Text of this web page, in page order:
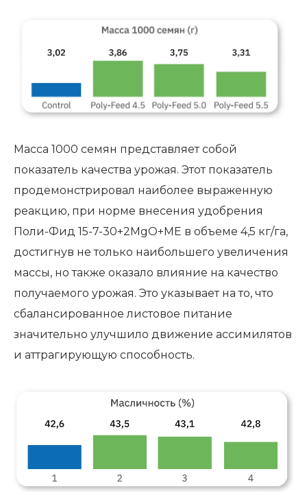
Масса 1000 семян представляет собой
показатель качества урожая. Этот показатель
продемонстрировал наиболее выраженную
реакцию, при норме внесения удобрения
Поли-Фид 15-7-30+2MgO+ME в объеме 4,5 кг/га,
достигнув не только наибольшего увеличения
массы, но также оказало влияние на качество
получаемого урожая. Это указывает на то, что
сбалансированное листовое питание
значительно улучшило движение ассимилятов
и аттрагирующую способность.